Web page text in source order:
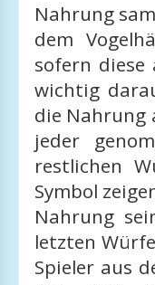
Nahrung
dem
sofern
wichtig
die Nahrung
jeder
restlichen
Symbol
Nahrung
letzten
Spieler aus